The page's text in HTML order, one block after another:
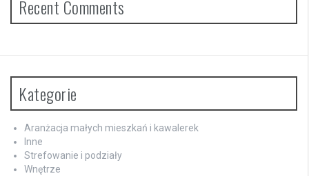
Recent Comments
Kategorie
Aranżacja małych mieszkań i kawalerek
Inne
Strefowanie i podziały
Wnętrze